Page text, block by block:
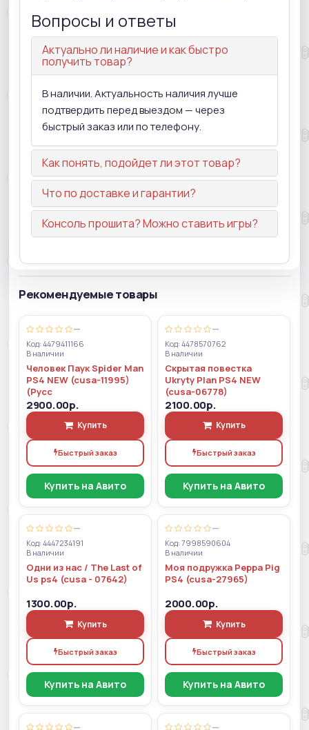
Вопросы и ответы
Актуально ли наличие и как быстро
получить товар?
В наличии. Актуальность наличия лучше
подтвердить перед выездом — через
быстрый заказ или по телефону.
Как понять, подойдет ли этот товар?
Что по доставке и гарантии?
Консоль прошита? Можно ставить игры?
Рекомендуемые товары
—
Код: 4479411166
В наличии
Человек Паук Spider Man
PS4 NEW (cusa-11995)
(Русс
2900.00р.
Купить
Быстрый заказ
Купить на Авито
—
Код: 4478570762
В наличии
Скрытая повестка
Ukryty Plan PS4 NEW
(cusa-06778)
2100.00р.
Купить
Быстрый заказ
Купить на Авито
—
Код: 4447234191
В наличии
Одни из нас / The Last of
Us ps4 (cusa - 07642)
1300.00р.
Купить
Быстрый заказ
Купить на Авито
—
Код: 7998590604
В наличии
Моя подружка Peppa Pig
PS4 (cusa-27965)
2000.00р.
Купить
Быстрый заказ
Купить на Авито
— —